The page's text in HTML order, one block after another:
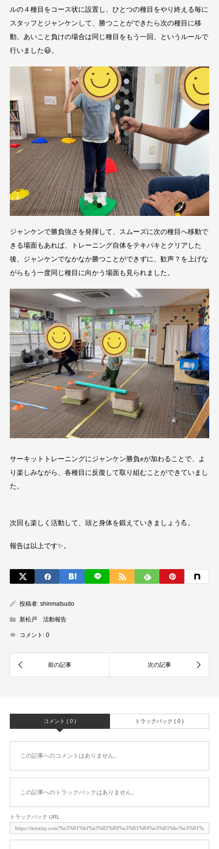
ルの４種目をコース状に設置し、ひとつの種目をやり終える毎に
スタッフとジャンケンして、勝つことができたら次の種目に移
動、あいこと負けの場合は同じ種目をもう一回、というルールで
行いました😃。
ジャンケンで勝負強さを発揮して、スムーズに次の種目へ移動で
きる場面もあれば、トレーニング自体をテキパキとクリアした
後、ジャンケンでなかなか勝つことができずに、歓声？を上げな
がらもう一度同じ種目に向かう場面も見られました。
サーキットトレーニングにジャンケン勝負✊が加わることで、よ
り楽しみながら、各種目に反復して取り組むことができていまし
た。
次回も楽しく活動して、頭と身体を鍛えていきましょう💪。
報告は以上です✨。
投稿者: shinmatsudo
新松戸 活動報告
コメント: 0
コメント ( 0 ) トラックバック ( 0 )
この記事へのコメントはありません。
この記事へのトラックバックはありません。
トラックバック URL